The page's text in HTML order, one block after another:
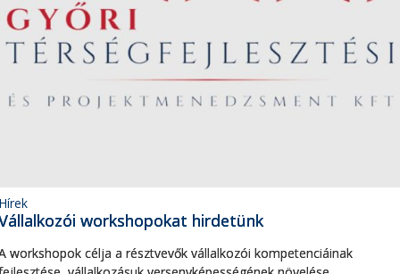
workshopokat hirdetünk
workshopok célja a résztvevők vállalkozói kompetenciáinak